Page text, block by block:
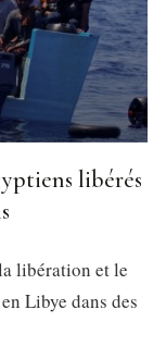
libérés
libération et le
Libye dans des